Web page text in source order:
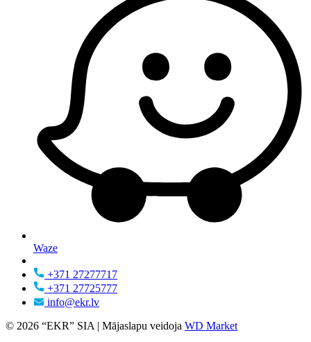
Waze
+371 27277717
+371 27725777
info@ekr.lv
© 2026 “EKR” SIA | Mājaslapu veidoja WD Market